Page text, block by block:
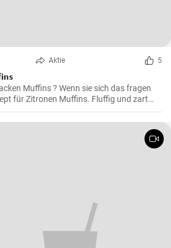
Aktie 5
Muffins ? Wenn sie sich das fragen
für Zitronen Muffins. Fluffig und zart
sie auf der Zunge - Ihre Kinder und